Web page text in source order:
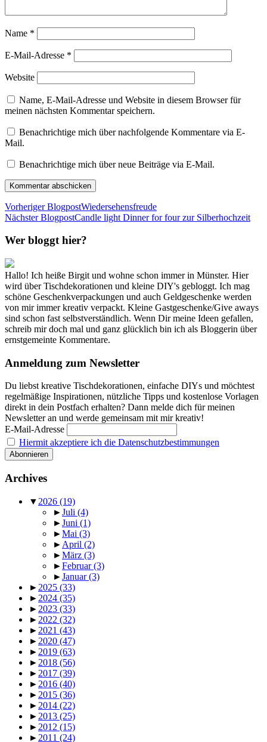
Name *
E-Mail-Adresse *
Website
Name, E-Mail-Adresse und Website in diesem Browser für
meinen nächsten Kommentar speichern.
Benachrichtige mich über nachfolgende Kommentare via E-
Mail.
Benachrichtige mich über neue Beiträge via E-Mail.
Vorheriger BlogpostWiedersehensfreude
Nächster BlogpostCandle light Dinner for four zur Silberhochzeit
Wer bloggt hier?
Hallo! Ich heiße Birgit und wohne schon immer in Münster. Hier
wird über Tischdekorationen und kleine DIY's gebloggt. Ich mag
schöne Geschenkverpackungen und auch Geldgeschenke werden
von mir immer kreativ verpackt. Kleine Gastgeschenke/Give aways
sind schon fast selbstverständlich. Wenn Dir meine Ideen gefallen,
schreib mir doch mal und ganz glücklich bin ich als Bloggerin über
ernstgemeinte Kommentare.
Anmeldung zum Newsletter
Du liebst kreative Tischdekorationen, einfache DIYs und möchtest
regelmäßige Inspirationen, nützliche Tipps und kostenlose Vorlagen
direkt in dein Postfach erhalten? Dann melde dich für meinen
Newsletter an und werde gemeinsam mit mir kreativ!
E-Mail-Adresse
Hiermit akzeptiere ich die Datenschutzbestimmungen
Archives
▼ 2026 (19)
►Juli (4)
►Juni (1)
►Mai (3)
► April (2)
►März (3)
►Februar(3)
►Januar(3)
► 2025 (33)
► 2024 (35)
► 2023 (33)
► 2022 (32)
► 2021 (43)
► 2020 (47)
► 2019 (63)
► 2018 (56)
► 2017 (39)
► 2016 (40)
► 2015 (36)
► 2014 (22)
► 2013 (25)
► 2012 (15)
► 2011 (24)